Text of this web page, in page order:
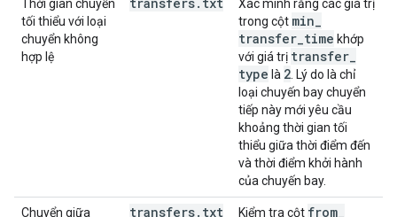
Thời gian chuyển
tối thiểu với loại
chuyển không
hợp lệ
Xác minh rằng các giá trị
trong cột min
transfer time khớp
với giá trị transfer
type là 2 . Lý do là chỉ
loại chuyến bay chuyển
tiếp này mới yêu cầu
khoảng thời gian tối
thiểu giữa thời điểm đến
và thời điểm khởi hành
của chuyến bay.
Chuyển giữa transfers. txt Kiểm tra cột from